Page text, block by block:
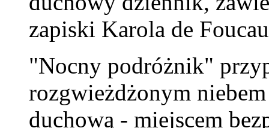
zapiski Karola de
"Nocny podróżnik"
rozgwieżdżonym
duchową - miejscem